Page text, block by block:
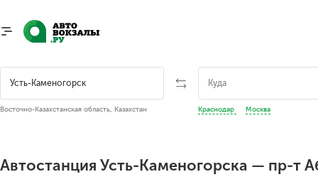
Восточно-Казахстанская область, Казахстан Краснодар Москва
Автостанция Усть-Каменогорска — пр-т